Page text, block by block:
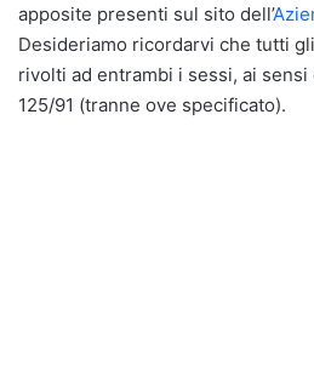
apposite presenti sul sito dell’
Desideriamo ricordarvi che tutti
rivolti ad entrambi i sessi, ai
125/91 (tranne ove specificato).